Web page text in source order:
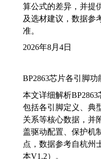
算公式的差异，并提
及选材建议，数据参
准。
2026年8月4日
BP2863芯片各引脚功
本文详细解析BP2863
包括各引脚定义、典
关系等核心数据，并
盖驱动配置、保护机
点，数据参考自杭州
本V1.2）。